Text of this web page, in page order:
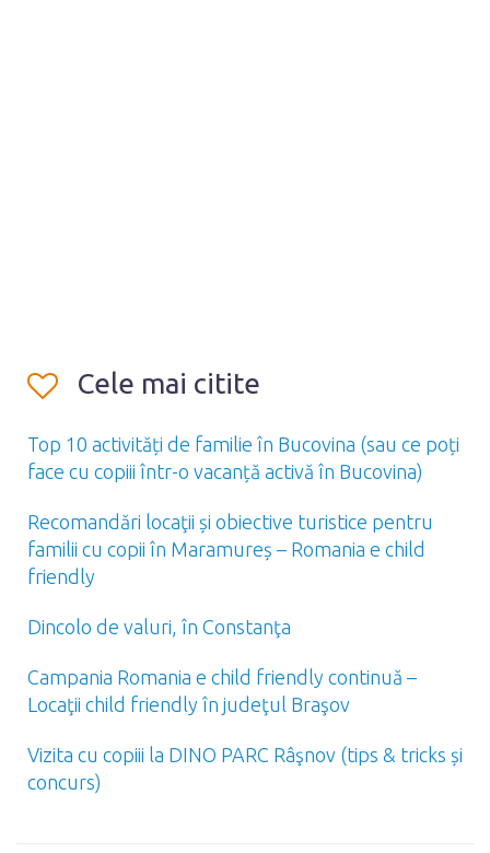
Cele mai citite
Top 10 activități de familie în Bucovina (sau ce poți
face cu copiii într-o vacanță activă în Bucovina)
Recomandări locaţii și obiective turistice pentru
familii cu copii în Maramureș – Romania e child
friendly
Dincolo de valuri, în Constanţa
Campania Romania e child friendly continuă –
Locaţii child friendly în judeţul Braşov
Vizita cu copiii la DINO PARC Râşnov (tips & tricks și
concurs)